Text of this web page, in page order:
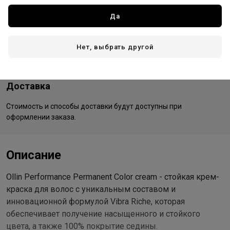
Россия - страна бренда
Доставка
Стоимость и способы доставки будут доступны при
оформлении заказа.
Описание
Ollin Performance Permanent Color cream - стойкая крем-
краска для волос с уникальным составом и
инновационной формулой Vibra Riche, которая
обеспечивает получение насыщенного и стойкого
цвета, а также 100% покрытие седины.
Да
Нет, выбрать другой